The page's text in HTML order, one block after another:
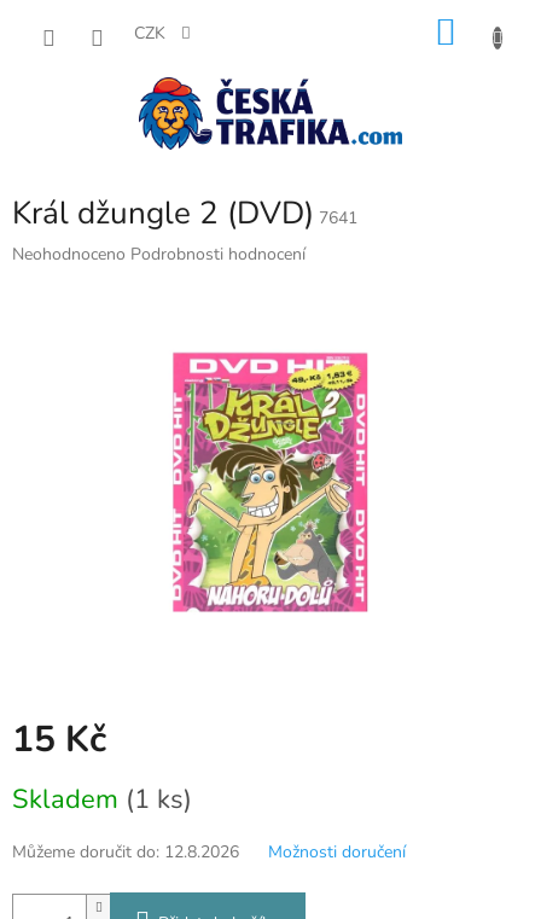
CZK
Král džungle 2 (DVD) 7641
Průměrné
Neohodnoceno Podrobnosti hodnocení
15 Kč
cena:
Skladem (1 ks)
Můžeme doručit do: 12.8.2026 Možnosti doručení